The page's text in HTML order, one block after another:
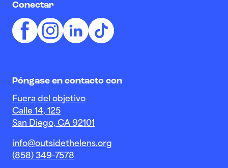
Conectar
Póngase en contacto con
Fuera del objetivo
Calle 14, 125
San Diego, CA 92101
info@outsidethelens.org
(858) 349-7578